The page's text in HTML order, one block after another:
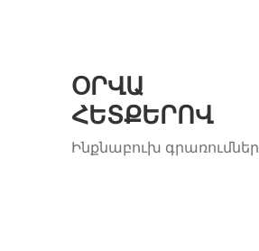
ՕՐՎԱ
ՀԵՏՔԵՐՈՎ
Ինքնաբուխ գրառումներ